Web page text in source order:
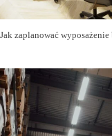
Jak zaplanować